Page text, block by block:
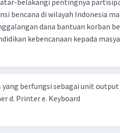
·0.0(0) Balas
bencana di wilayah Indonesia
dana bantuan korban
kebencanaan kepada
pihak yang langsung
bahwa masyarakat
berfungsi sebagai unit output
d. Printer e. Keyboard